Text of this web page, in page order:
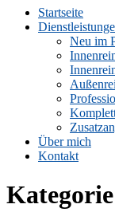
Startseite
Neu im
Über mich
Kontakt